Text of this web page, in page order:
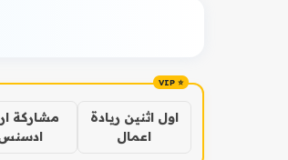
اول اثنين ريادة
اعمال
مشاركة